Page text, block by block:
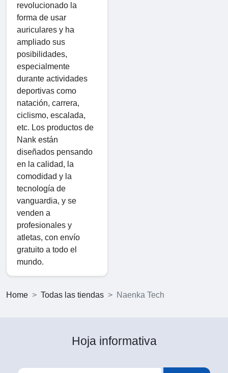
revolucionado la
forma de usar
auriculares y ha
ampliado sus
posibilidades,
especialmente
durante actividades
deportivas como
natación, carrera,
ciclismo, escalada,
etc. Los productos de
Nank están
diseñados pensando
en la calidad, la
comodidad y la
tecnología de
vanguardia, y se
venden a
profesionales y
atletas, con envío
gratuito a todo el
mundo.
Home Todas las tiendas Naenka Tech
Hoja informativa